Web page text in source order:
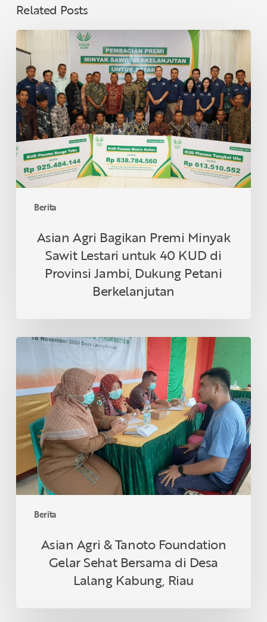
Related Posts
Berita
Asian
Agri
Bagikan
Premi
Minyak
Sawit
Lestari
untuk
40
KUD
di
Dukung
Petani
Berkelanjutan
Asian Agri Bagikan Premi Minyak
Sawit Lestari untuk 40 KUD di
Provinsi Jambi, Dukung Petani
Berkelanjutan
Berita
Asian
&
Tanoto
Foundation
Gelar
Sehat
Bersama
Desa
Lalang
Asian Agri & Tanoto Foundation
Gelar Sehat Bersama di Desa
Lalang Kabung, Riau